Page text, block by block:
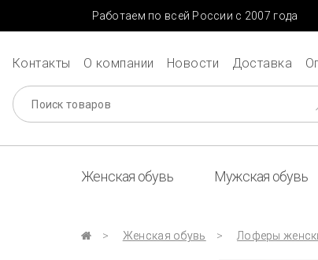
Работаем по всей России с 2007 года
Контакты О компании Новости Доставка
Женская обувь Мужская обувь
Женская обувь Лоферы